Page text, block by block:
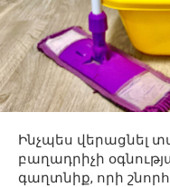
Ինչպես վերացնել
բաղադրիչի
գաղտնիք, որի